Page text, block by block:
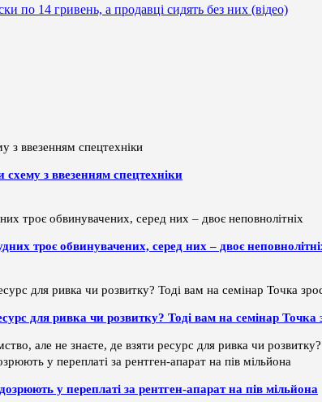
по 14 гривень, а продавці сидять без них (відео)
з ввезенням спецтехніки
троє обвинувачених, серед них – двоє
для ривка чи розвитку? Тоді вам на семінар
але не знаєте, де взяти ресурс для ривка чи
у переплаті за рентген-апарат на пів мільйона